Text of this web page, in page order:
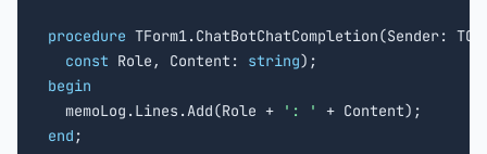
procedure TForm1.ChatBotChatCompletion(Sender:
const Role, Content: string
begin
memoLog.Lines.Add(Role +
': '
end ;